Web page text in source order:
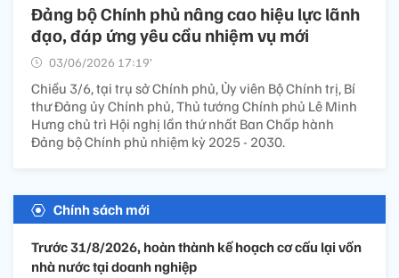
Đảng bộ Chính phủ nâng cao hiệu lực lãnh
đạo, đáp ứng yêu cầu nhiệm vụ mới
03/06/2026 17:19’
Chiều 3/6, tại trụ sở Chính phủ, Ủy viên Bộ Chính trị, Bí
thư Đảng ủy Chính phủ, Thủ tướng Chính phủ Lê Minh
Hưng chủ trì Hội nghị lần thứ nhất Ban Chấp hành
Đảng bộ Chính phủ nhiệm kỳ 2025 - 2030.
Chính sách mới
Trước 31/8/2026, hoàn thành kế hoạch cơ cấu lại vốn
nhà nước tại doanh nghiệp